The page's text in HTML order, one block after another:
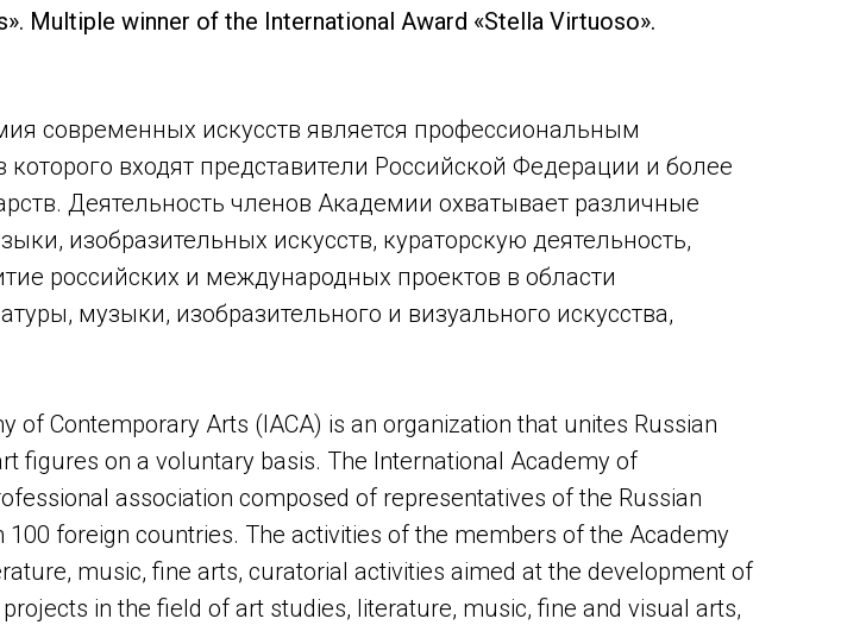
Multiple winner of the International Award «Stella Virtuoso».
современных искусств является профессиональным
входят представители Российской Федерации и более
Деятельность членов Академии охватывает различные
изобразительных искусств, кураторскую деятельность,
российских и международных проектов в области
музыки, изобразительного и визуального искусства,
of Contemporary Arts (IACA) is an organization that unites Russian
figures on a voluntary basis. The International Academy of
association composed of representatives of the Russian
100 foreign countries. The activities of the members of the Academy
music, fine arts, curatorial activities aimed at the development of
in the field of art studies, literature, music, fine and visual arts,